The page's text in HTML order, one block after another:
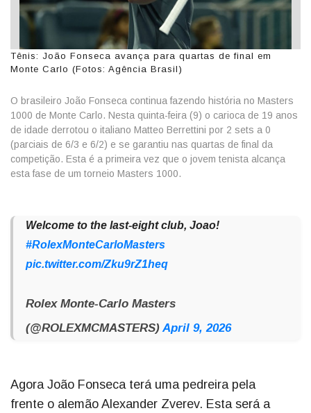
Tênis: João Fonseca avança para quartas de final em
Monte Carlo (Fotos: Agência Brasil)
O brasileiro João Fonseca continua fazendo história no Masters
1000 de Monte Carlo. Nesta quinta-feira (9) o carioca de 19 anos
de idade derrotou o italiano Matteo Berrettini por 2 sets a 0
(parciais de 6/3 e 6/2) e se garantiu nas quartas de final da
competição. Esta é a primeira vez que o jovem tenista alcança
esta fase de um torneio Masters 1000.
Welcome to the last-eight club, Joao!
#RolexMonteCarloMasters
pic.twitter.com/Zku9rZ1heq
Rolex Monte-Carlo Masters
(@ROLEXMCMASTERS)April 9, 2026
Agora João Fonseca terá uma pedreira pela
frente o alemão Alexander Zverev. Esta será a